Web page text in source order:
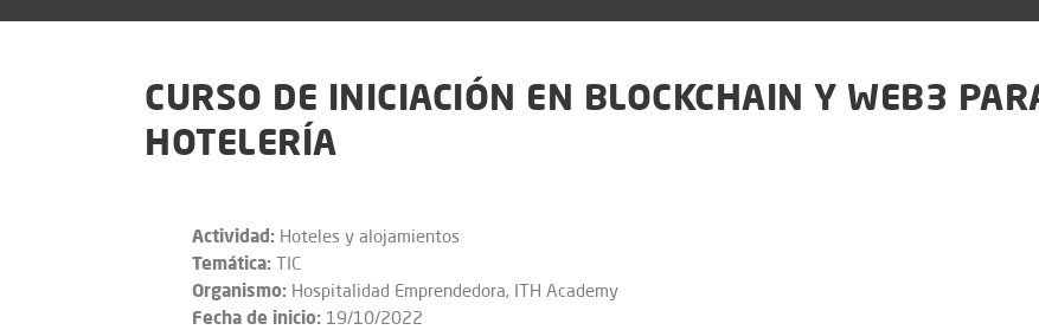
CURSO DE INICIACIÓN EN BLOCKCHAIN Y WEB3
HOTELERÍA
Actividad: Hoteles y alojamientos
Temática: TIC
Organismo: Hospitalidad Emprendedora, ITH Academy
Fecha de inicio: 19/10/2022